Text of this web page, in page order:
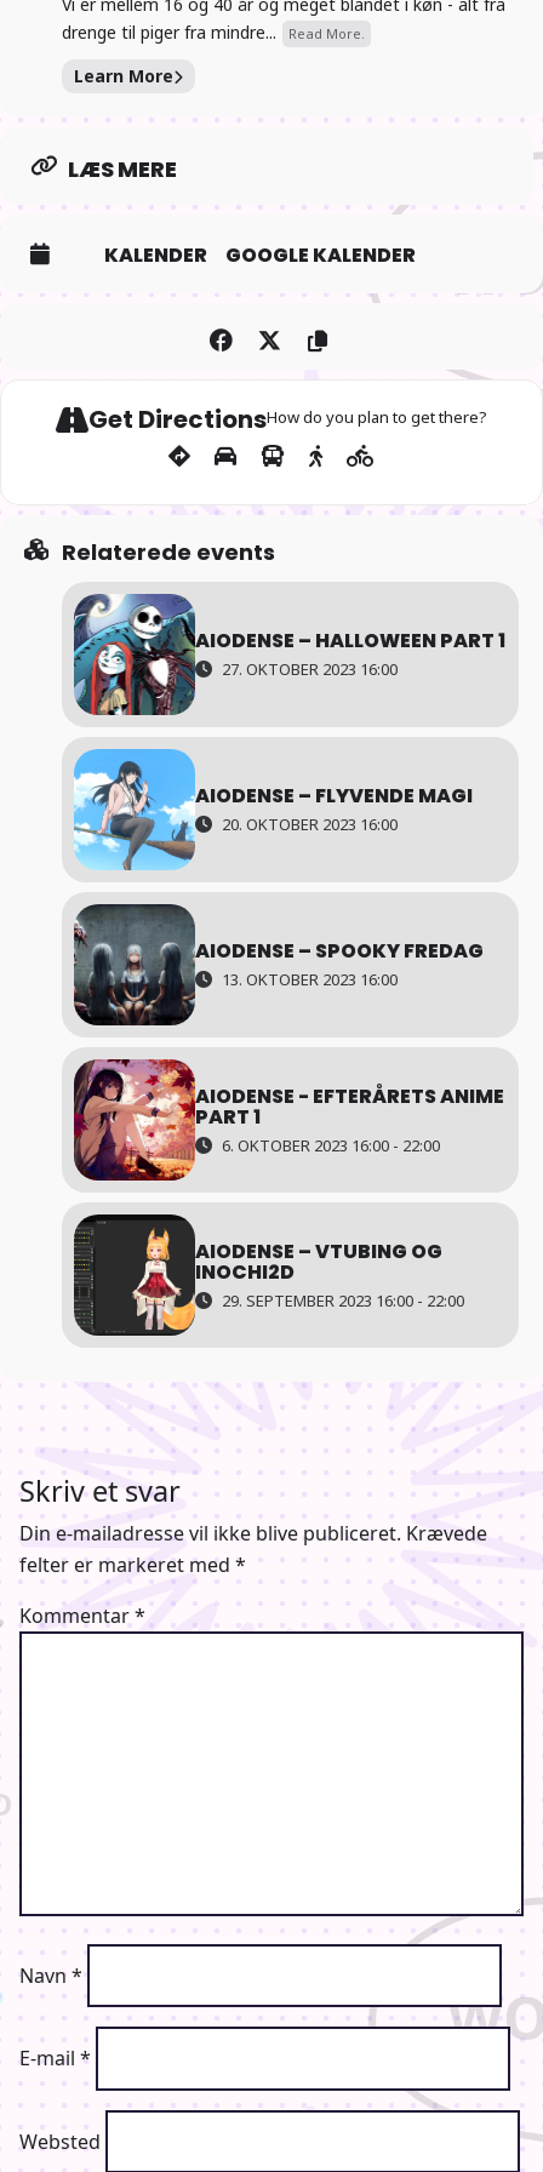
18:00 Generalforsamling
Vi er mellem 16 og 40 år og meget blandet i køn - alt fra
drenge til piger fra mindre...
Read More.
Learn More
LÆS MERE
KALENDER GOOGLE KALENDER
Get DirectionsHow do you plan to get there?
Relaterede events
AIODENSE – HALLOWEEN PART 1
27. OKTOBER 2023 16:00
AIODENSE – FLYVENDE MAGI
20. OKTOBER 2023 16:00
AIODENSE – SPOOKY FREDAG
13. OKTOBER 2023 16:00
AIODENSE - EFTERÅRETS ANIME
PART 1
6. OKTOBER 2023 16:00 - 22:00
AIODENSE – VTUBING OG
INOCHI2D
29. SEPTEMBER 2023 16:00 - 22:00
Skriv et svar
Din e-mailadresse vil ikke blive publiceret. Krævede
felter er markeret med *
Kommentar*
Navn *
E-mail *
Websted